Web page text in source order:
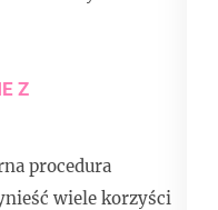
Z
procedura
wiele korzyści